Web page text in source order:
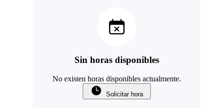
Sin horas disponibles
No existen horas disponibles actualmente.
Solicitar hora